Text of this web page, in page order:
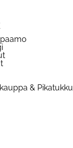
& Pikatukku